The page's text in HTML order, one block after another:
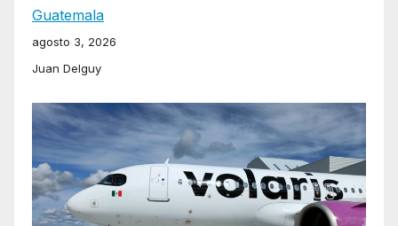
Guatemala
agosto 3, 2026
Juan Delguy